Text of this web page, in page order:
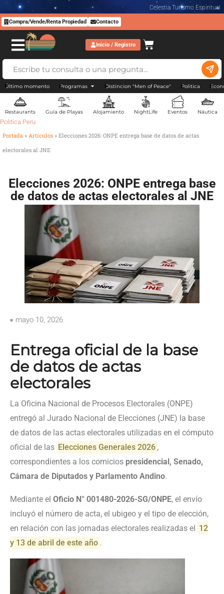
Celestia Turismo Espiritual
Compra/Vende/Renta Propiedad Contacto
Inicio / Registro
Último momento Programas Distincion "Men of Peace" Politica
Restaurants Guía de Playas Alojamiento NightLife Eventos Náutica
Politica Peru
Portada » Artículos » Elecciones 2026: ONPE entrega base de datos de actas
electorales al JNE
Elecciones 2026: ONPE entrega base
de datos de actas electorales al JNE
mayo 10, 2026
Entrega oficial de la base
de datos de actas
electorales
La Oficina Nacional de Procesos Electorales (ONPE)
entregó al Jurado Nacional de Elecciones (JNE) la base
de datos de las actas electorales utilizadas en el cómputo
oficial de las Elecciones Generales 2026 ,
correspondientes a los comicios presidencial, Senado,
Cámara de Diputados y Parlamento Andino.
Mediante el Oficio N° 001480-2026-SG/ONPE, el envío
incluyó el número de acta, el ubigeo y el tipo de elección,
en relación con las jornadas electorales realizadas el 12
y 13 de abril de este año .